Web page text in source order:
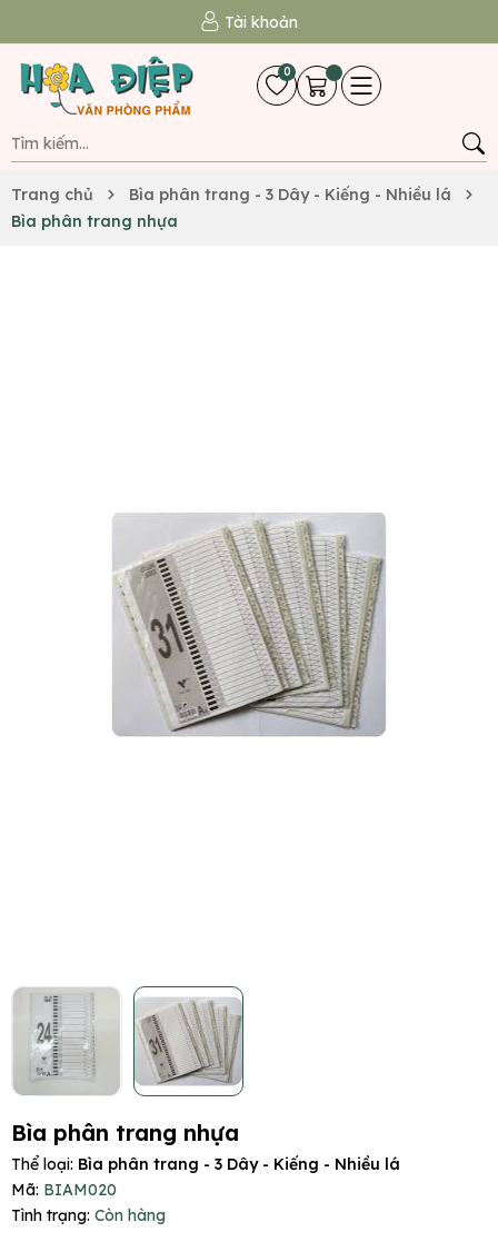
Tài khoản
0
Trang chủ
Bìa phân trang - 3 Dây - Kiếng - Nhiều lá
Bìa phân trang nhựa
Bìa phân trang nhựa
Thể loại: Bìa phân trang - 3 Dây - Kiếng - Nhiều lá
Mã: BIAM020
Tình trạng: Còn hàng